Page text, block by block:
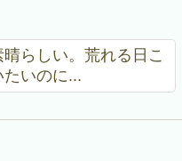
らしい。荒れる日こ
いのに...